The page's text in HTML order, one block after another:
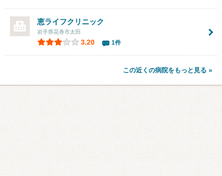
恵ライフクリニック
岩手県花巻市太田
3.20 1件
この近くの病院をもっと見る »